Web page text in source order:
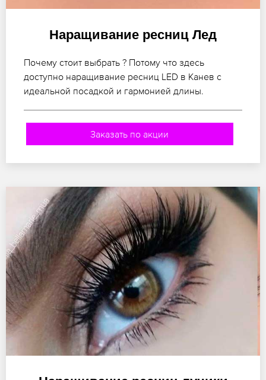
Наращивание ресниц Лед
Почему стоит выбрать ? Потому что здесь
доступно наращивание ресниц LED в Канев с
идеальной посадкой и гармонией длины.
Заказать по акции